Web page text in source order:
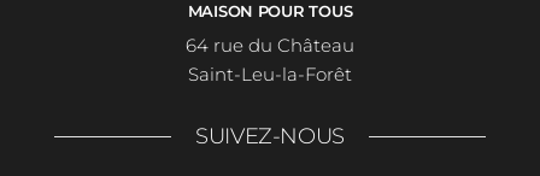
MAISON POUR TOUS
64 rue du Château
Saint-Leu-la-Forêt
SUIVEZ-NOUS